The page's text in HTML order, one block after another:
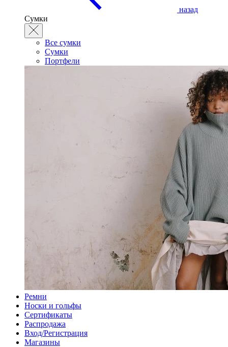
назад
Сумки
Все сумки
Сумки
Портфели
Ремни
Носки и гольфы
Сертификаты
Распродажа
Вход/Регистрация
Магазины